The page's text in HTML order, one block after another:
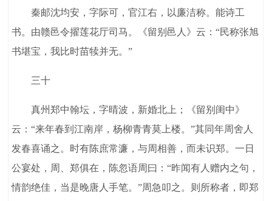
秦邮沈均安，字际可，官江右，以廉洁称。能诗工
书。由赣邑令擢莲花厅司马。《留别邑人》云：“民称张旭
书堪宝，我比时苗犊并无。”
三十
真州郑中翰坛，字晴波，新婚北上；《留别闺中》
云：“来年春到江南岸，杨柳青青莫上楼。”其同年周舍人
发春喜诵之。时有陈庶常濂，与周相善，而未识郑。一日
公宴处，周、郑俱在，陈忽语周曰：“昨闻有人赠内之句，
情韵绝佳，当是晚唐人手笔。”周急叩之。则所称者，即郑